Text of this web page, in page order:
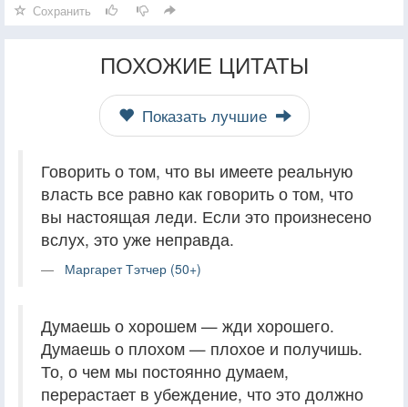
Сохранить
ПОХОЖИЕ ЦИТАТЫ
Показать лучшие
Говорить о том, что вы имеете реальную
власть все равно как говорить о том, что
вы настоящая леди. Если это произнесено
вслух, это уже неправда.
Маргарет Тэтчер (50+)
Думаешь о хорошем — жди хорошего.
Думаешь о плохом — плохое и получишь.
То, о чем мы постоянно думаем,
перерастает в убеждение, что это должно